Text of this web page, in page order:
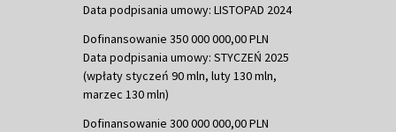
Data podpisania umowy: LISTOPAD 2024
Dofinansowanie 350 000 000,00 PLN
Data podpisania umowy: STYCZEŃ 2025
(wpłaty styczeń 90 mln, luty 130 mln,
marzec 130 mln)
Dofinansowanie 300 000 000,00 PLN